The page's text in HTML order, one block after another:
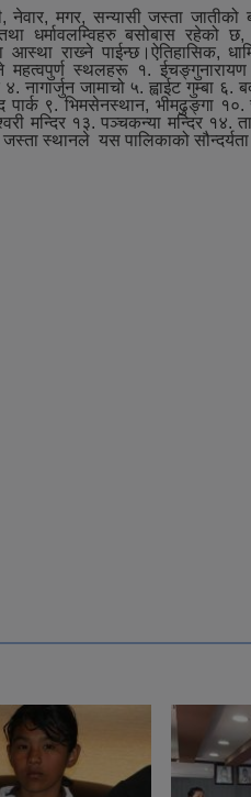
मगर, सन्यासी जस्ता जातीको
धर्मावलम्विहरु बसोबास रहेको
आस्था राख्‍ने पाईन्छ।ऐतिहासिक,
महत्‍वपुर्ण स्थलहरू १.
नागार्जुन जामाचो ५. ह्वाईट गुम्बा ६.
पार्क ९. भिमसेनस्थान, भीमढुङ्गा १०.
मन्दिर १३. पञ्‍चकन्या मन्दिर १४.
जस्‍ता स्थानले यस पालिकाको